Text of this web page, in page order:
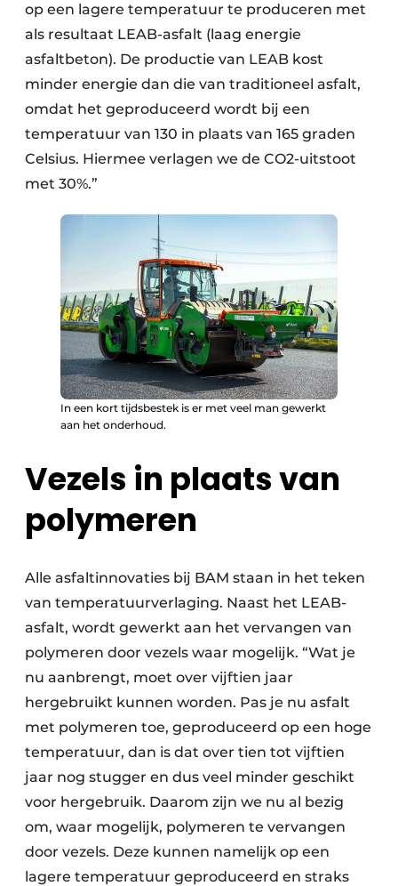
op een lagere temperatuur te produceren met
als resultaat LEAB-asfalt (laag energie
asfaltbeton). De productie van LEAB kost
minder energie dan die van traditioneel asfalt,
omdat het geproduceerd wordt bij een
temperatuur van 130 in plaats van 165 graden
Celsius. Hiermee verlagen we de CO2-uitstoot
met 30%.”
In een kort tijdsbestek is er met veel man gewerkt
aan het onderhoud.
Vezels in plaats van
polymeren
Alle asfaltinnovaties bij BAM staan in het teken
van temperatuurverlaging. Naast het LEAB-
asfalt, wordt gewerkt aan het vervangen van
polymeren door vezels waar mogelijk. “Wat je
nu aanbrengt, moet over vijftien jaar
hergebruikt kunnen worden. Pas je nu asfalt
met polymeren toe, geproduceerd op een hoge
temperatuur, dan is dat over tien tot vijftien
jaar nog stugger en dus veel minder geschikt
voor hergebruik. Daarom zijn we nu al bezig
om, waar mogelijk, polymeren te vervangen
door vezels. Deze kunnen namelijk op een
lagere temperatuur geproduceerd en straks